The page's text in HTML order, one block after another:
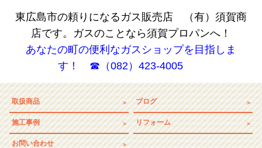
東広島市の頼りになるガス販売店 （有）須賀商
店です。ガスのことなら須賀プロパンへ！
あなたの町の便利なガスショップを目指しま
す！ ☎（082）423-4005
取扱商品 ブログ
施工事例 リフォーム
お問い合わせ